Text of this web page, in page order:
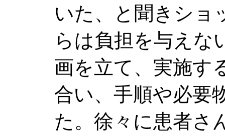
いた、と聞きショ
らは負担を与えな
画を立て、実施す
合い、手順や必要
た。徐々に患者さ